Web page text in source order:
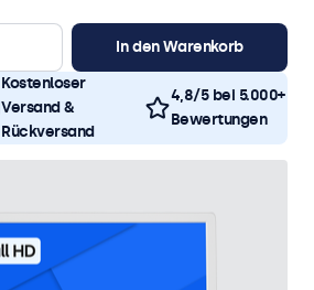
In den Warenkorb
Kostenloser
Versand &
Rückversand
4,8/5 bei 5.000+
Bewertungen